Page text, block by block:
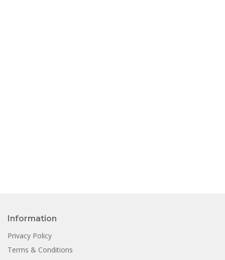
Information
Privacy Policy
Terms & Conditions